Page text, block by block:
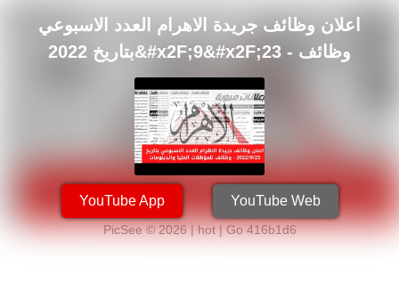
اعلان وظائف جريدة الاهرام العدد الاسبوعي
بتاريخ 2022&#x2F;9&#x2F;23 - وظائف
للمؤهلات العليا والدبلومات وعمال
YouTube App YouTube Web
PicSee © 2026 | hot |Go 416b1d6